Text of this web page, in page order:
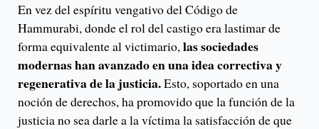
En vez del espíritu vengativo del Código de
Hammurabi, donde el rol del castigo era lastimar de
forma equivalente al victimario,las sociedades
modernas han avanzado en una idea correctiva y
regenerativa de la justicia.Esto, soportado en una
noción de derechos, ha promovido que la función de la
justicia no sea darle a la víctima la satisfacción de que